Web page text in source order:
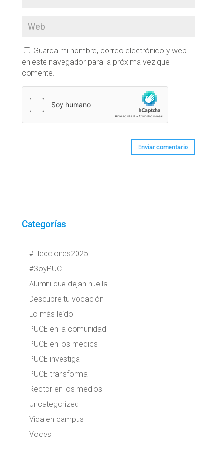
Guarda mi nombre, correo electrónico y web
en este navegador para la próxima vez que
comente.
Categorías
#Elecciones2025
#SoyPUCE
Alumni que dejan huella
Descubre tu vocación
Lo más leído
PUCE en la comunidad
PUCE en los medios
PUCE investiga
PUCE transforma
Rector en los medios
Uncategorized
Vida en campus
Voces